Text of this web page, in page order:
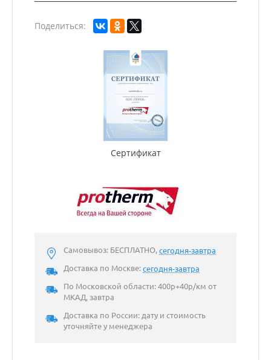
Поделиться:
Сертификат
Самовывоз: БЕСПЛАТНО,сегодня-завтра
Доставка по Москве:сегодня-завтра
По Московской области: 400р+40р/км от
МКАД, завтра
Доставка по России: дату и стоимость
уточняйте у менеджера